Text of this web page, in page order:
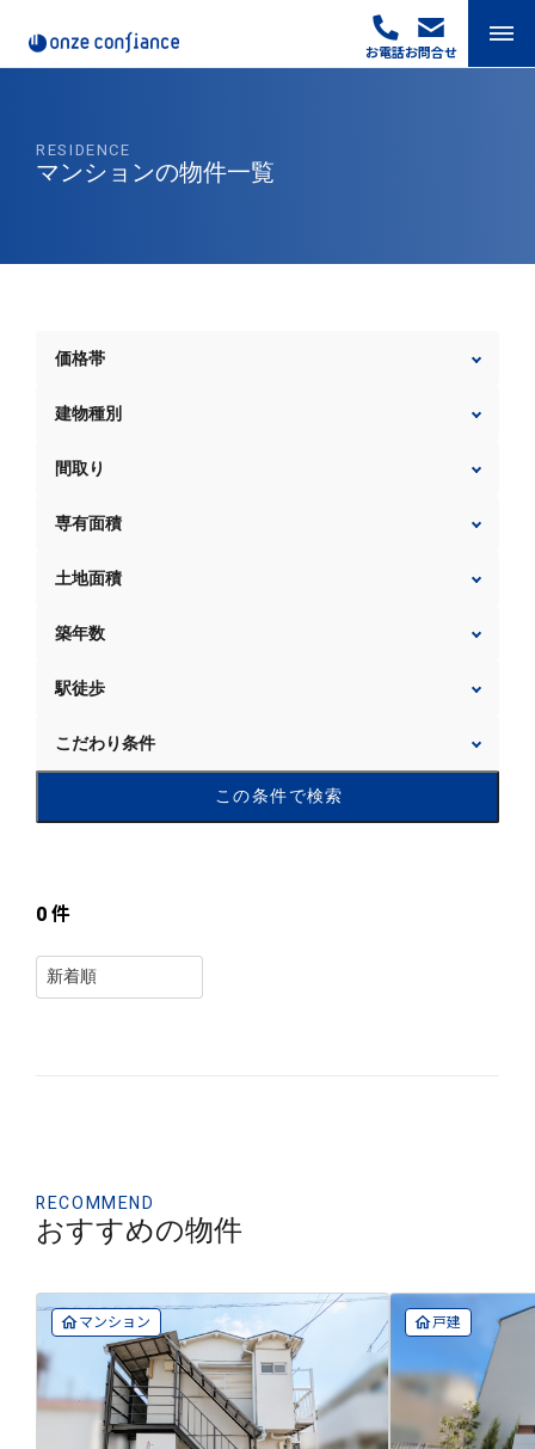
content
お電話お問合せ
RESIDENCE
マンションの物件一覧
価格帯
建物種別
間取り
専有面積
土地面積
築年数
駅徒歩
こだわり条件
この条件で検索
0件
RECOMMEND
おすすめの物件
マンション 戸建